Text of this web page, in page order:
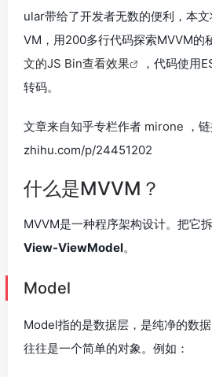
ular带给了开发者无数的便利，本
VM，用200多行代码探索MVVM的
文的JS Bin查看效果
，代码使用
转码。
文章来自知乎专栏作者 mirone ，
zhihu.com/p/24451202
什么是MVVM？
MVVM是一种程序架构设计。把它
View-ViewModel。
Model
Model指的是数据层，是纯净的数
往往是一个简单的对象。例如：